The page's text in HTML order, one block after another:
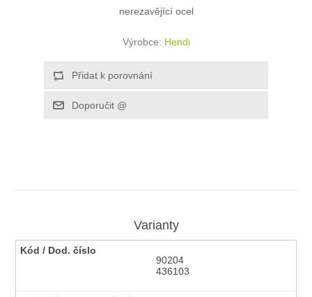
nerezavějící ocel
Výrobce: Hendi
Varianty
90204
436103